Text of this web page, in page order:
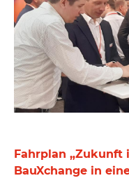
Fahrplan „Zukunft
BauXchange in